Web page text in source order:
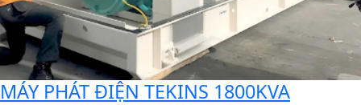
MÁY PHÁT ĐIỆN TEKINS 1800KVA